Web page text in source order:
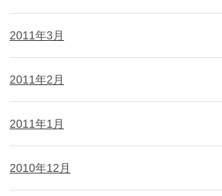
2011年3月
2011年2月
2011年1月
2010年12月